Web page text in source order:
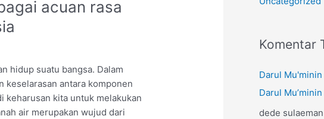
acuan rasa
hidup suatu bangsa. Dalam
keselarasan antara komponen
keharusan kita untuk melakukan
air merupakan wujud dari
Komentar
Darul Mu'minin
Darul
dede sulaeman